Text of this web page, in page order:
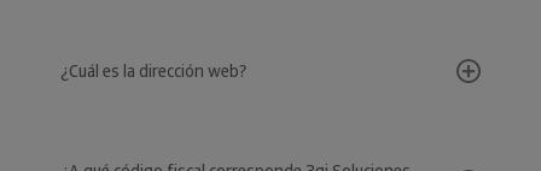
¿Cuál es la dirección web?